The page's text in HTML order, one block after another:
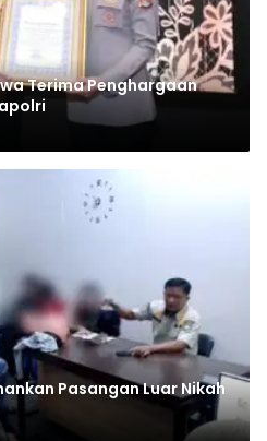
Terima Penghargaan
Pasangan Luar Nikah